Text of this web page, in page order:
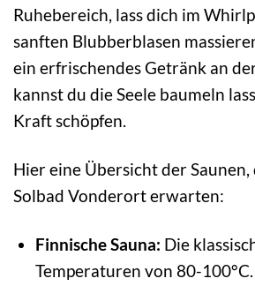
Ruhebereich, lass dich im
sanften Blubberblasen
ein erfrischendes Getränk an
kannst du die Seele baumeln
Kraft schöpfen.
Hier eine Übersicht der Saunen,
Solbad Vonderort erwarten:
Finnische Sauna: Die
Temperaturen von 80-